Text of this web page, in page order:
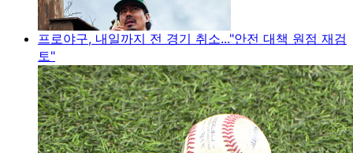
프로야구, 내일까지 전 경기 취소..."안전 대책 원점 재검
토"